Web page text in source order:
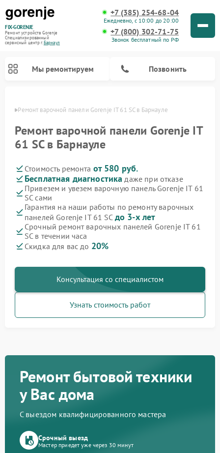
FIX-GORENJE
Ремонт устройств Gorenje
Специализированный
cервисный центр г.Барнаул
+7 (385) 254-68-04
Ежедневно, с 10:00 до 20:00
+7 (800) 302-71-75
Звонок бесплатный по РФ
Мы ремонтируем Позвонить
Ремонт варочной панели Gorenje IT 61 SC в Барнауле
Ремонт варочной панели Gorenje IT
61 SC в Барнауле
Стоимость ремонта от 580 руб.
Бесплатная диагностика даже при отказе
Привезем и увезем варочную панель Gorenje IT 61
SC сами
Гарантия на наши работы по ремонту варочных
панелей Gorenje IT 61 SC до 3-х лет
Срочный ремонт варочных панелей Gorenje IT 61
SC в течении часа
Скидка для вас до 20%
Консультация со специалистом
Узнать стоимость работ
Ремонт бытовой техники
у Вас дома
С выездом квалифицированного мастера
Срочный выезд
Мастер приедет уже через 30 минут